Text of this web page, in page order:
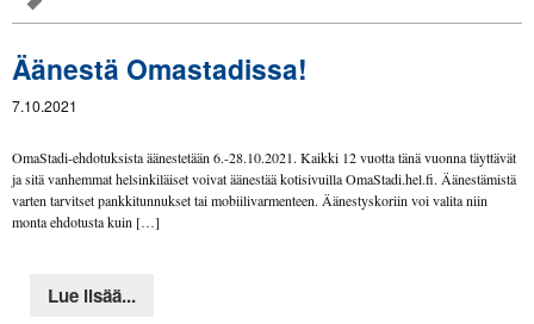
Äänestä Omastadissa!
7.10.2021
OmaStadi-ehdotuksista äänestetään 6.-28.10.2021. Kaikki 12 vuotta tänä vuonna täyttävät
ja sitä vanhemmat helsinkiläiset voivat äänestää kotisivuilla OmaStadi.hel.fi. Äänestämistä
varten tarvitset pankkitunnukset tai mobiilivarmenteen. Äänestyskoriin voi valita niin
monta ehdotusta kuin […]
Lue lisää...